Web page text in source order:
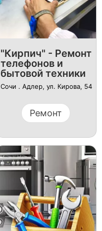
"Кирпич" - Ремонт
телефонов и
бытовой техники
Сочи . Адлер, ул. Кирова, 54
Ремонт